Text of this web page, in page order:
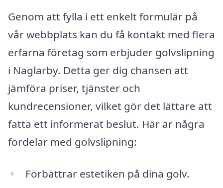
Genom att fylla i ett enkelt formulär på
vår webbplats kan du få kontakt med flera
erfarna företag som erbjuder golvslipning
i Naglarby. Detta ger dig chansen att
jämföra priser, tjänster och
kundrecensioner, vilket gör det lättare att
fatta ett informerat beslut. Här är några
fördelar med golvslipning:
Förbättrar estetiken på dina golv.